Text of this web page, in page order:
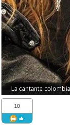
La cantante
10